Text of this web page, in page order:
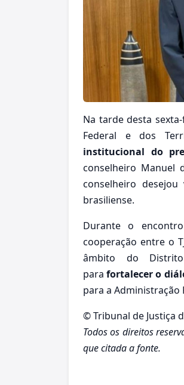
Na tarde desta
Federal e dos
institucional do
conselheiro Manuel
conselheiro
brasiliense.
Durante o
cooperação entre o
âmbito do
parafortalecer o
para a Administração
© Tribunal de Justiça
Todos os direitos
que citada a fonte.